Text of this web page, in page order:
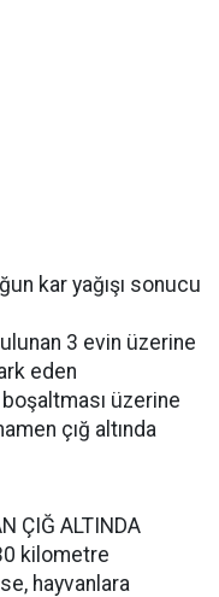
kar yağışı sonucu
3 evin üzerine
eden
üzerine
çığ altında
ÇIĞ ALTINDA
kilometre
hayvanlara